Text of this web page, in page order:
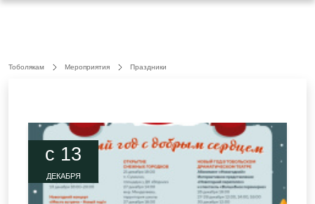
Тоболякам Мероприятия Праздники
c 13
ДЕКАБРЯ